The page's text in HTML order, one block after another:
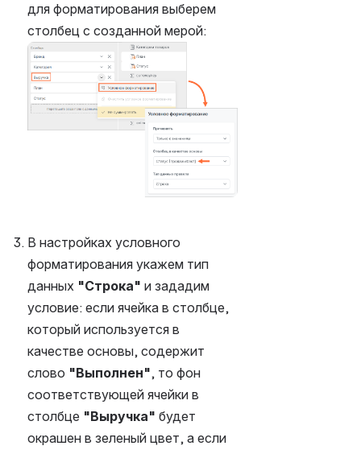
для форматирования выберем
столбец с созданной мерой:
Открыть файл «»
В настройках условного
форматирования укажем тип
данных "Строка" и зададим
условие: если ячейка в столбце,
который используется в
качестве основы, содержит
слово "Выполнен", то фон
соответствующей ячейки в
столбце "Выручка" будет
окрашен в зеленый цвет, а если